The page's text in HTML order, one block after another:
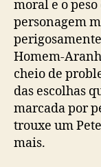
moral e o
personagem
Homem-
cheio de
das escolhas
marcada por
trouxe um
mais.